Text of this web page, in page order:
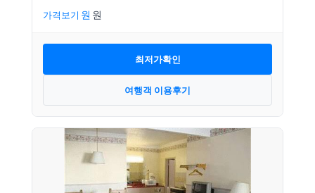
가격보기
최저가확인
여행객 이용후기